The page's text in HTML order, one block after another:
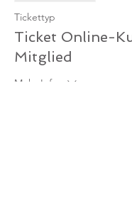
Tickettyp
Ticket Online-
Mitglied
Mehr Infos